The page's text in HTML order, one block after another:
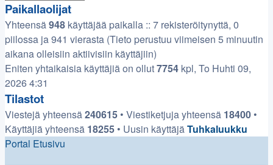
Paikallaolijat
Yhteensä948 käyttäjää paikalla :: 7 rekisteröitynyttä, 0
piilossa ja 941 vierasta (Tieto perustuu viimeisen 5 minuutin
aikana olleisiin aktiivisiin käyttäjiin)
Eniten yhtaikaisia käyttäjiä on ollut7754 kpl, To Huhti 09,
2026 4:31
Tilastot
Viestejä yhteensä240615 • Viestiketjuja yhteensä 18400 •
Käyttäjiä yhteensä 18255 • Uusin käyttäjäTuhkaluukku
Portal Etusivu